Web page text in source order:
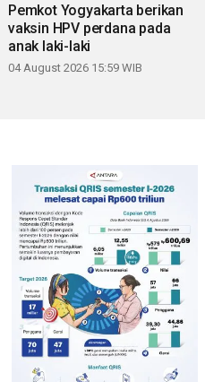
Pemkot Yogyakarta berikan
vaksin HPV perdana pada
anak laki-laki
04 August 2026 15:59 WIB